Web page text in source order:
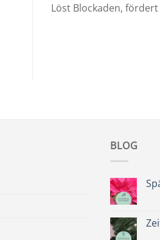
Löst Blockaden,
BLOG
&